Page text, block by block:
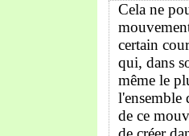
Cela ne
certain
qui, dans
même le
l'ensemble
de ce